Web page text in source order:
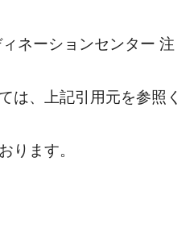
ネーションセンター 注
は、上記引用元を参照く
ります。